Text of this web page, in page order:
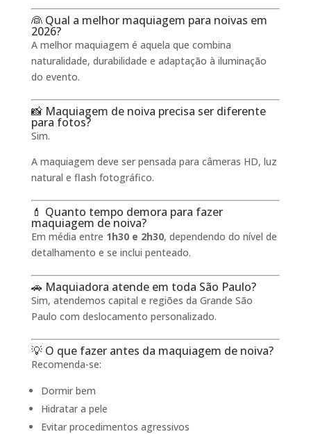
👰 Qual a melhor maquiagem para noivas em
2026?
A melhor maquiagem é aquela que combina
naturalidade, durabilidade e adaptação à iluminação
do evento.
📸 Maquiagem de noiva precisa ser diferente
para fotos?
Sim.
A maquiagem deve ser pensada para câmeras HD, luz
natural e flash fotográfico.
💄 Quanto tempo demora para fazer
maquiagem de noiva?
Em média entre 1h30 e 2h30, dependendo do nível de
detalhamento e se inclui penteado.
🚗 Maquiadora atende em toda São Paulo?
Sim, atendemos capital e regiões da Grande São
Paulo com deslocamento personalizado.
💡 O que fazer antes da maquiagem de noiva?
Recomenda-se:
Dormir bem
Hidratar a pele
Evitar procedimentos agressivos